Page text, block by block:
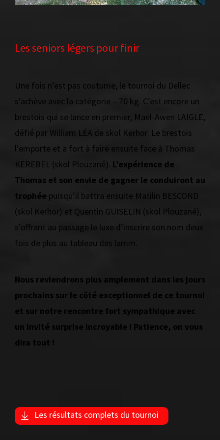
Les seniors légers pour finir
Une fois n’est pas coutume, le tournoi du Dellec
s’achève avec la catégorie – 70 kg. C’est encore un
brestois qui se lance en premier, Maël-Awen LAIGLE,
défié par William LÉA de skol Kerhor. Le brestois
l’emporte et a fort à faire ensuite face à Thomas
KEREBEL (skol Plouzané). L’expérience de
Thomas et son envie de gagner le conduiront au
trophée puisqu’il battra ensuite Matilin BESCOND
(skol Kerhor) et Quentin GUISELIN (skol Plouzané),
s’offrant au passage le luxe d’inscrire son nom deux
fois de plus au tableau des lamm.
Nous reviendrons plus amplement dans les jours
prochains sur le côté exceptionnel de ce tournoi
et sur notre rencontre fort sympathique avec
un invité surprise incroyable ! Patience, on vous
dira tout !
Les résultats complets du tournoi